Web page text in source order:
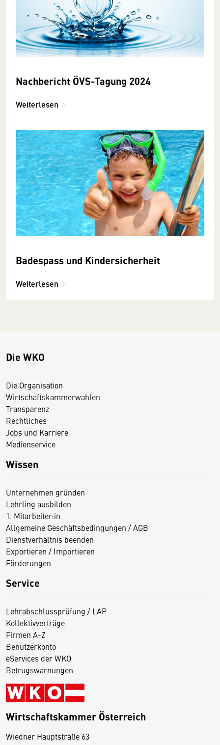
Nachbericht ÖVS-Tagung 2024
Weiterlesen
Badespass und Kindersicherheit
Weiterlesen
Die WKO
Die Organisation
Wirtschaftskammerwahlen
Transparenz
Rechtliches
Jobs und Karriere
Medienservice
Wissen
Unternehmen gründen
Lehrling ausbilden
1. Mitarbeiter:in
Allgemeine Geschäftsbedingungen / AGB
Dienstverhältnis beenden
Exportieren / Importieren
Förderungen
Service
Lehrabschlussprüfung / LAP
Kollektivverträge
Firmen A-Z
Benutzerkonto
eServices der WKO
Betrugswarnungen
Wirtschaftskammer Österreich
Wiedner Hauptstraße 63
D